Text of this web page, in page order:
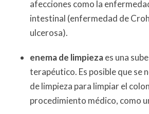
afecciones como la
intestinal (enfermedad de
ulcerosa).
enema de limpiezaes una
terapéutico. Es posible que se
de limpieza para limpiar el
procedimiento médico, como